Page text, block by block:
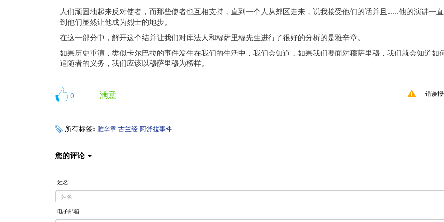
人们顽固地起来反对使者，而那些使者也互相支持，直到一个人从郊区走来，说我接受他们的话并且......他的演讲一
到他们显然让他成为烈士的地步。
在这一部分中，解开这个结并让我们对库法人和穆萨里穆先生进行了很好的分析的是雅辛章。
如果历史重演，类似卡尔巴拉的事件发生在我们的生活中，我们会知道，如果我们要面对穆萨里穆，我们就会知道如
追随者的义务，我们应该以穆萨里穆为榜样。
0 满意 错误报
所有标签: 雅辛章 古兰经 阿舒拉事件
您的评论
姓名
电子邮箱